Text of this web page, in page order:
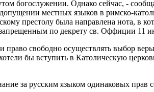
богослужении. Однако сейчас, -
местных языков в римско-
престолу была направлена нота, в
по декрету св. Оффиции 11
свободно осуществлять выбор
бы вступить в Католическую
за русским языком одинаковых прав